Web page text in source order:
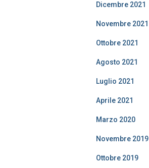
Dicembre 2021
Novembre 2021
Ottobre 2021
Agosto 2021
Luglio 2021
Aprile 2021
Marzo 2020
Novembre 2019
Ottobre 2019